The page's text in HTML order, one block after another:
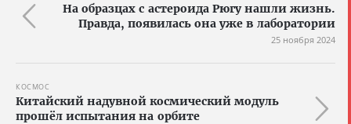
На образцах с астероида Рюгу нашли жизнь.
Правда, появилась она уже в лаборатории
25 ноября 2024
КОСМОС
Китайский надувной космический модуль
прошёл испытания на орбите